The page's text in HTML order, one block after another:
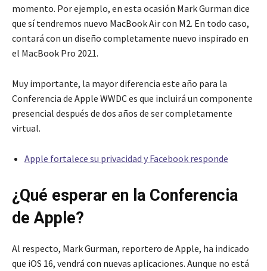
momento. Por ejemplo, en esta ocasión Mark Gurman dice
que sí tendremos nuevo MacBook Air con M2. En todo caso,
contará con un diseño completamente nuevo inspirado en
el MacBook Pro 2021.
Muy importante, la mayor diferencia este año para la
Conferencia de Apple WWDC es que incluirá un componente
presencial después de dos años de ser completamente
virtual.
Apple fortalece su privacidad y Facebook responde
¿Qué esperar en la Conferencia
de Apple?
Al respecto, Mark Gurman, reportero de Apple, ha indicado
que iOS 16, vendrá con nuevas aplicaciones. Aunque no está